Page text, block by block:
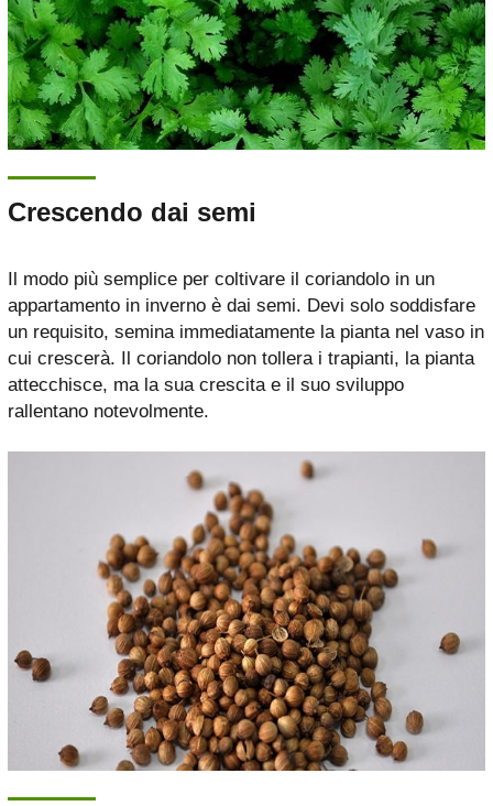
Crescendo dai semi
Il modo più semplice per coltivare il coriandolo in un
appartamento in inverno è dai semi. Devi solo soddisfare
un requisito, semina immediatamente la pianta nel vaso in
cui crescerà. Il coriandolo non tollera i trapianti, la pianta
attecchisce, ma la sua crescita e il suo sviluppo
rallentano notevolmente.